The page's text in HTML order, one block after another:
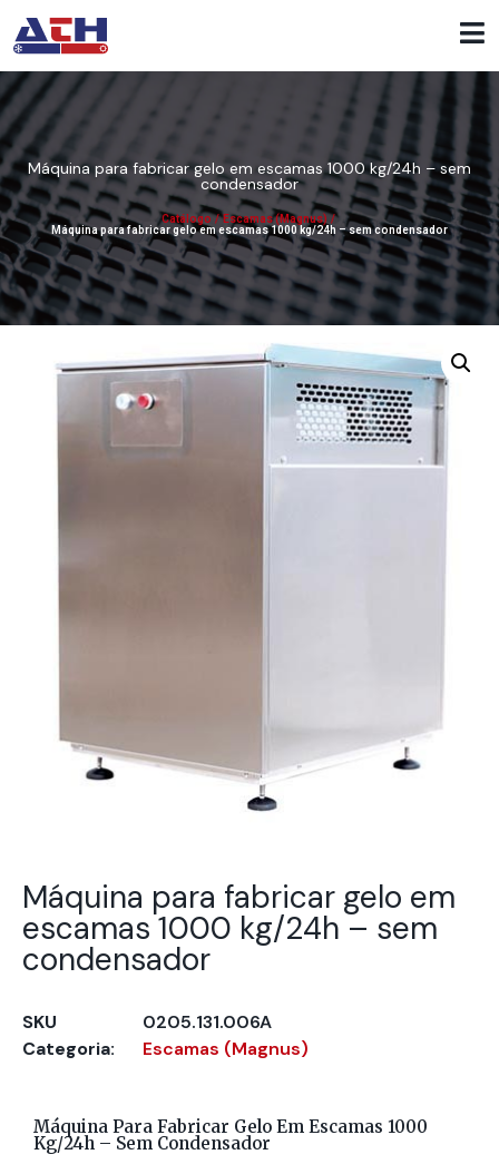
Máquina para fabricar gelo em escamas 1000 kg/24h – sem
condensador
Catálogo / Escamas (Magnus) /
Máquina para fabricar gelo em escamas 1000 kg/24h – sem condensador
Máquina para fabricar gelo em
escamas 1000 kg/24h – sem
condensador
SKU
0205.131.006A
Categoria:
Escamas (Magnus)
Máquina Para Fabricar Gelo Em Escamas 1000
Kg/24h – Sem Condensador